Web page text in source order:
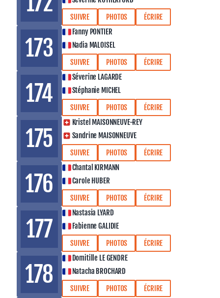
SUIVRE
PHOTOS ÉCRIRE
173
Fanny PONTIER
Nadia MALOISEL
SUIVRE
PHOTOS ÉCRIRE
174
Séverine LAGARDE
Stéphanie MICHEL
SUIVRE
PHOTOS ÉCRIRE
175
Kristel MAISONNEUVE-REY
Sandrine MAISONNEUVE
SUIVRE
PHOTOS ÉCRIRE
176
Chantal KIRMANN
Carole HUBER
SUIVRE
PHOTOS ÉCRIRE
177
Nastasia LYARD
Fabienne GALIDIE
SUIVRE
PHOTOS ÉCRIRE
178
Domitille LE GENDRE
Natacha BROCHARD
SUIVRE
PHOTOS ÉCRIRE